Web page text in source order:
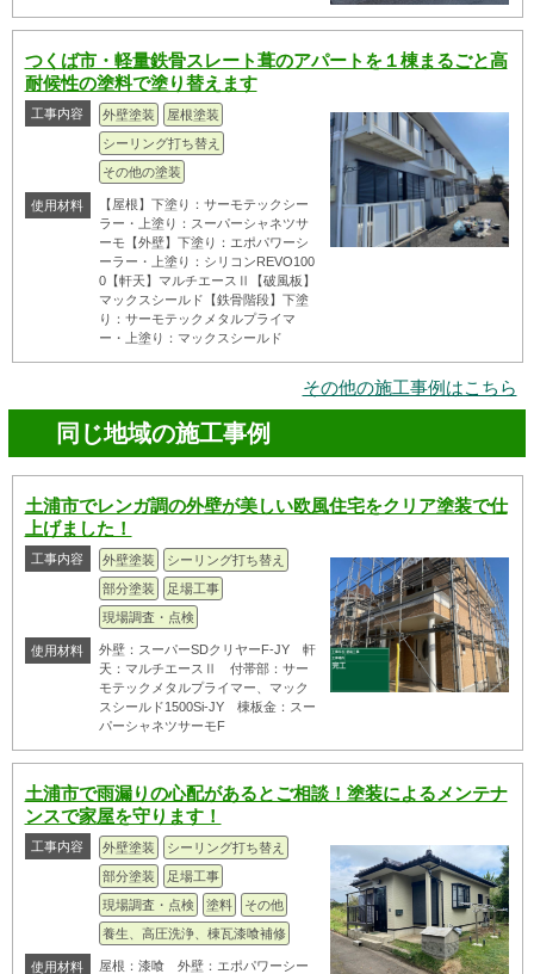
つくば市・軽量鉄骨スレート葺のアパートを１棟まるごと高
耐候性の塗料で塗り替えます
工事内容 外壁塗装
屋根塗装
シーリング打ち替え
その他の塗装
使用材料
【屋根】下塗り：サーモテックシー
ラー・上塗り：スーパーシャネツサ
ーモ【外壁】下塗り：エポパワーシ
ーラー・上塗り：シリコンREVO100
0【軒天】マルチエースⅡ【破風板】
マックスシールド【鉄骨階段】下塗
り：サーモテックメタルプライマ
ー・上塗り：マックスシールド
その他の施工事例はこちら
同じ地域の施工事例
土浦市でレンガ調の外壁が美しい欧風住宅をクリア塗装で仕
上げました！
工事内容 外壁塗装
シーリング打ち替え
部分塗装
足場工事
現場調査・点検
使用材料
外壁：スーパーSDクリヤーF-JY 軒
天：マルチエースⅡ 付帯部：サー
モテックメタルプライマー、マック
スシールド1500Si-JY 棟板金：スー
パーシャネツサーモF
土浦市で雨漏りの心配があるとご相談！塗装によるメンテナ
ンスで家屋を守ります！
工事内容 外壁塗装
シーリング打ち替え
部分塗装
足場工事
現場調査・点検
塗料
その他
養生、高圧洗浄、棟瓦漆喰補修
使用材料
屋根：漆喰 外壁：エポパワーシー